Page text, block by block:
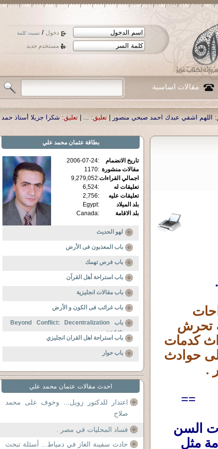
دخول / نسيت كلمة
مستخدم جديد
مقالات اساسية
منصور| تعليق: ...
|تعليق: شكرا جزيلا أستاذ حمد الحمد .أكرمكم الله .|
.
==
بطاقةعثمان محمد علي
تاريخ الانضمام :
2006-07-24
مقالات منشورة :
1170
اجمالي القراءات:
9,279,052
تعليقات له
:
6,524
تعليقات عليه
:
2,756
بلد الميلاد
:
Egypt
بلد الاقامة
:
Canada
لهو الحديث
باب المعذبون فى الأرض
باب فرص تهمك
باب استراحة أهل القرآن
باب مقالات انجليزية
باب غرائب فى الكون و الأرض
باب Beyond Conflict: Decentralization
and th
باب استراحة اهل القران انجليزي
باب حوار
احدث مقالات عثمان محمد علي
اعتذار للدكتور زويل... وخوف على محمد
صلاح
فساد المحليات في مصر .
حادث سفينة الغاز في دمياط... أسئلة تبحث